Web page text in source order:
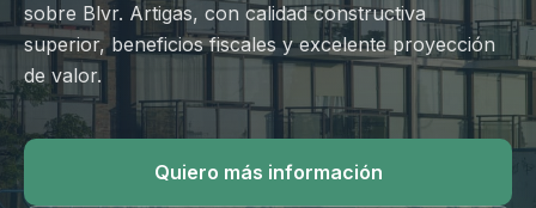
Contacto
Hablar por WhatsApp
sobre Blvr. Artigas, con calidad constructiva
superior, beneficios fiscales y excelente proyección
de valor.
Quiero más información